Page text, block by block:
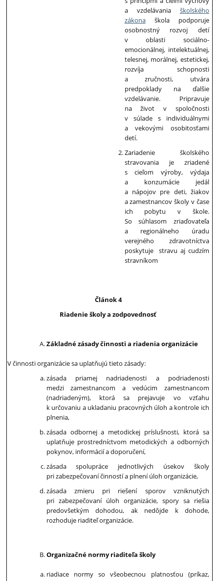
a vzdelávaniaškolského
zákonaškola podporuje
osobnostný rozvoj detí
v oblasti sociálno-
emocionálnej, intelektuálnej,
telesnej, morálnej, estetickej,
rozvíja schopnosti
a zručnosti, utvára
predpoklady na ďalšie
vzdelávanie. Pripravuje
na život v spoločnosti
v súlade s individuálnymi
a vekovými osobitosťami
detí.
Zariadenie školského
stravovania je zriadené
s cieľom výroby, výdaja
a konzumácie jedál
a nápojov pre deti, žiakov
a zamestnancov školy v čase
ich pobytu v škole.
So súhlasom zriaďovateľa
a regionálneho úradu
verejného zdravotníctva
poskytuje stravu aj cudzím
stravníkom
Článok 4
Riadenie školy a zodpovednosť
Základné zásady činnosti a riadenia organizácie
V činnosti organizácie sa uplatňujú tieto zásady:
zásada priamej nadriadenosti a podriadenosti
medzi zamestnancom a vedúcim zamestnancom
(nadriadeným), ktorá sa prejavuje vo vzťahu
k určovaniu a ukladaniu pracovných úloh a kontrole ich
plnenia,
zásada odbornej a metodickej príslušnosti, ktorá sa
uplatňuje prostredníctvom metodických a odborných
pokynov, informácií a doporučení,
zásada spolupráce jednotlivých úsekov školy
pri zabezpečovaní činností a plnení úloh organizácie,
zásada zmieru pri riešení sporov vzniknutých
pri zabezpečovaní úloh organizácie, spory sa riešia
predovšetkým dohodou, ak nedôjde k dohode,
rozhoduje riaditeľ organizácie.
Organizačné normy riaditeľa školy
riadiace normy so všeobecnou platnosťou (príkaz,